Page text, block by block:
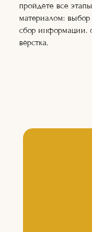
БЕСПЛАТНЫЙ
по созданию
пройдёте все
материалом:
сбор информации.
вёрстка.